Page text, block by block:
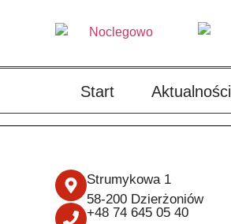
Start Aktualności
Strumykowa 1
58-200 Dzierżoniów
+48 74 645 05 40